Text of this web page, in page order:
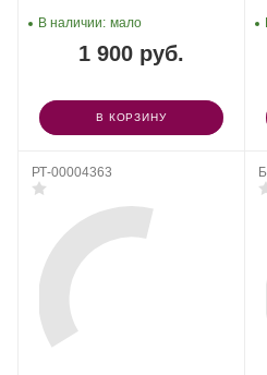
1 900 руб.
В наличии: мало
В КОРЗИНУ
РТ-00004363